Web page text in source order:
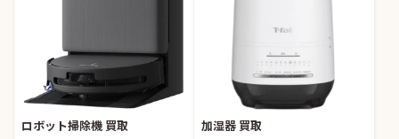
ロボット掃除機 買取 加湿器 買取